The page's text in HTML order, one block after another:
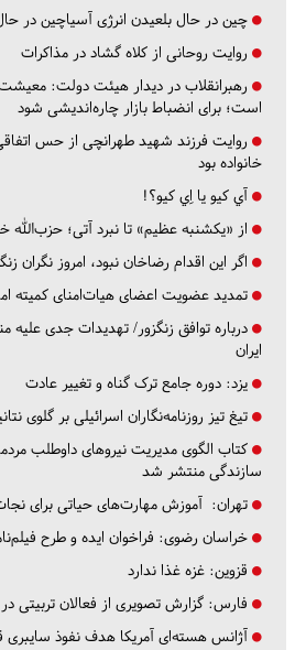
چین در حال بلعیدن انرژی آسیاچین در
روایت روحانی از کلاه گشاد در مذاکرات
رهبرانقلاب در دیدار هیئت دولت:
است؛ برای انضباط بازار چاره‌اندیشی شود
روایت فرزند شهید طهرانچی از حس
خانواده بود
آي كيو يا اِي كيو؟!
از «یکشنبه عظیم» تا نبرد آتی؛
اگر این اقدام رضاخان نبود، امروز نگران
تمدید عضویت اعضای هیات‌امنای کمیته
درباره توافق زنگزور/ تهدیدات جدی علیه
ایران
یزد: دوره جامع ترک گناه و تغییر عادت
تیغ تیز روزنامه‌نگاران اسرائیلی بر گلوی
کتاب الگوی مدیریت نیروهای داوطلب
سازندگی منتشر شد
تهران: آموزش مهارت‌های حیاتی برای
خراسان رضوی: فراخوان ایده و طرح
قزوین: غزه غذا ندارد
فارس: گزارش تصویری از فعالان تربیتی در
آژانس هسته‌ای آمریکا هدف نفوذ سایبری